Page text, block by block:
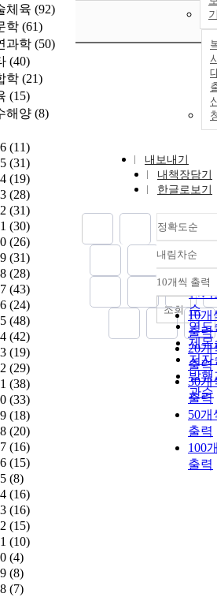
체육 (92)
학 (61)
과학 (50)
(40)
학 (21)
(15)
해양 (8)
(11)
(31)
(19)
(28)
(31)
(30)
(26)
(31)
(28)
(43)
(24)
(48)
(42)
(19)
(29)
(38)
(33)
(18)
(20)
(16)
(15)
(8)
(16)
(16)
(15)
(10)
(4)
(8)
(7)
내보내기
내책장담기
한글로보기
정확도순
정확
순
인기
순
연도
제목
저자
발행
관순
내림차순
내
10개씩 출력
10개
출력
20개
출력
30개
출력
50개
출력
100
출력
조회